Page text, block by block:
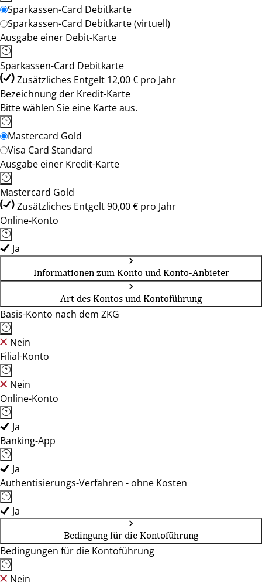
Sparkassen-Card Debitkarte
Sparkassen-Card Debitkarte (virtuell)
Ausgabe einer Debit-Karte
Sparkassen-Card Debitkarte
Zusätzliches Entgelt 12,00 € pro Jahr
Bezeichnung der Kredit-Karte
Bitte wählen Sie eine Karte aus.
Mastercard Gold
Visa Card Standard
Ausgabe einer Kredit-Karte
Mastercard Gold
Zusätzliches Entgelt 90,00 € pro Jahr
Online-Konto
Ja
Informationen zum Konto und Konto-Anbieter
Art des Kontos und Kontoführung
Basis-Konto nach dem ZKG
Nein
Filial-Konto
Nein
Online-Konto
Ja
Banking-App
Ja
Authentisierungs-Verfahren - ohne Kosten
Ja
Bedingung für die Kontoführung
Bedingungen für die Kontoführung
Nein